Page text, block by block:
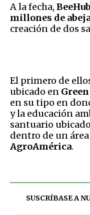
A la fecha,
millones de
creación de dos
El primero de
ubicado en
en su tipo en
y la educación
santuario
dentro de un
AgroAmérica.
SUSCRÍBASE A